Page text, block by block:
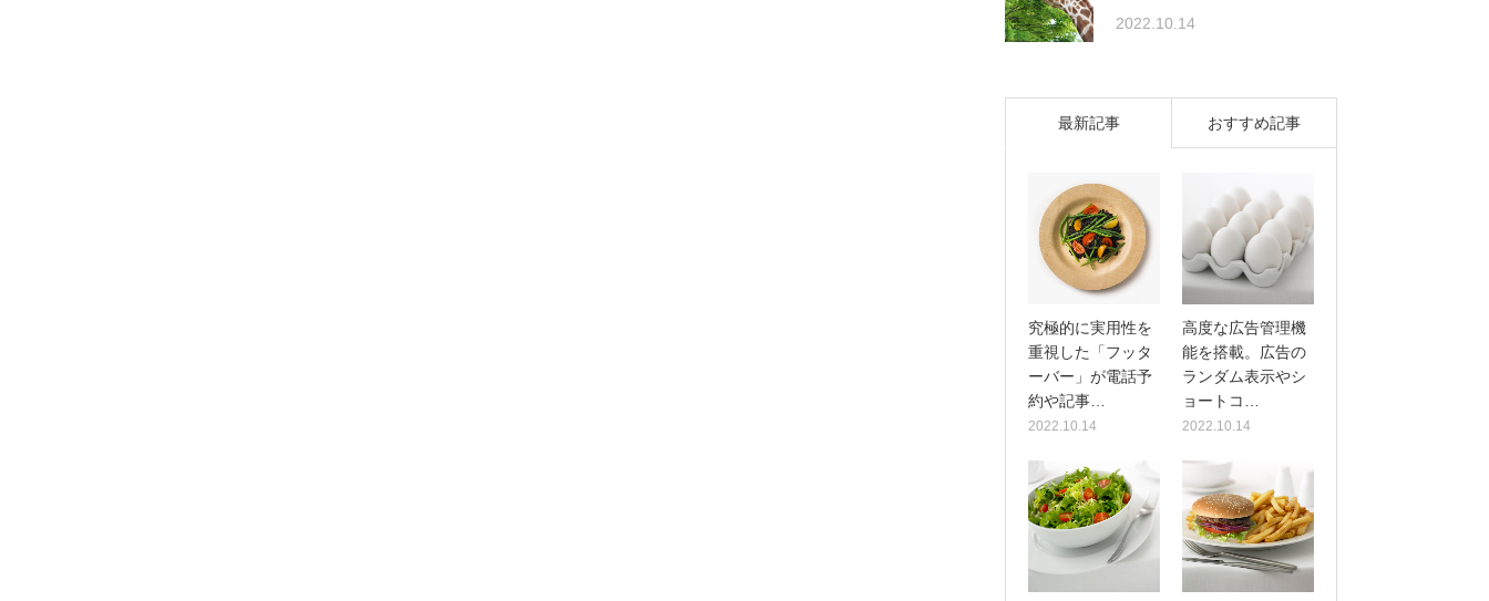
2022.10.14
最新記事 おすすめ記事
究極的に実用性を
重視した「フッタ
ーバー」が電話予
約や記事…
2022.10.14
高度な広告管理機
能を搭載。広告の
ランダム表示やシ
ョートコ…
2022.10.14